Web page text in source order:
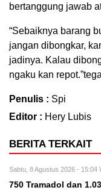
bertanggung jawab
“Sebaiknya barang
jangan dibongkar,
jadinya. Kalau
ngaku kan
Penulis : Spi
Editor : Hery Lubis
BERITA TERKAIT
Sabtu, 8 Agustus 2026 - 15:04
750 Tramadol dan